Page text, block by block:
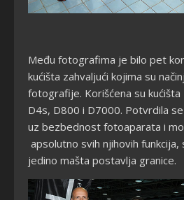
Među fotografima je bilo pet
kućišta zahvaljući kojima su
fotografije. Korišćena su kućišta
D4s, D800 i D7000. Potvrdila
uz bezbednost fotoaparata i
apsolutno svih njihovih funkcija,
jedino mašta postavlja granice.